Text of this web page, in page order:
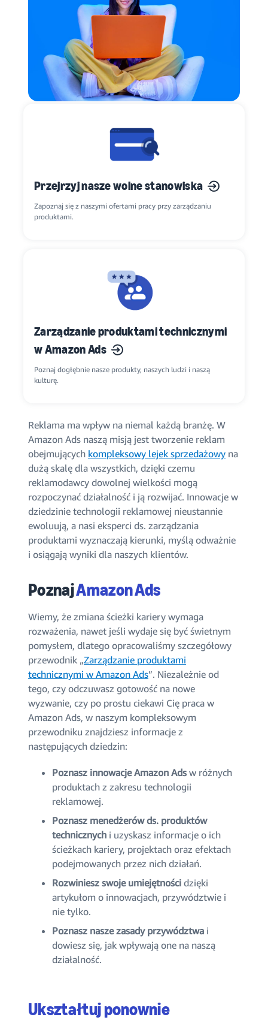
Przejrzyj nasze wolne stanowiska
Zapoznaj się z naszymi ofertami pracy przy zarządzaniu
produktami.
Zarządzanie produktami technicznymi
w Amazon Ads
Poznaj dogłębnie nasze produkty, naszych ludzi i naszą
kulturę.
Reklama ma wpływ na niemal każdą branżę. W
Amazon Ads naszą misją jest tworzenie reklam
obejmujących kompleksowy lejek sprzedażowy na
dużą skalę dla wszystkich, dzięki czemu
reklamodawcy dowolnej wielkości mogą
rozpoczynać działalność i ją rozwijać. Innowacje w
dziedzinie technologii reklamowej nieustannie
ewoluują, a nasi eksperci ds. zarządzania
produktami wyznaczają kierunki, myślą odważnie
i osiągają wyniki dla naszych klientów.
PoznajAmazon Ads
Wiemy, że zmiana ścieżki kariery wymaga
rozważenia, nawet jeśli wydaje się być świetnym
pomysłem, dlatego opracowaliśmy szczegółowy
przewodnik „Zarządzanie produktami
technicznymi w Amazon Ads”. Niezależnie od
tego, czy odczuwasz gotowość na nowe
wyzwanie, czy po prostu ciekawi Cię praca w
Amazon Ads, w naszym kompleksowym
przewodniku znajdziesz informacje z
następujących dziedzin:
Poznasz innowacje Amazon Ads w różnych
produktach z zakresu technologii
reklamowej.
Poznasz menedżerów ds. produktów
technicznych i uzyskasz informacje o ich
ścieżkach kariery, projektach oraz efektach
podejmowanych przez nich działań.
Rozwiniesz swoje umiejętności dzięki
artykułom o innowacjach, przywództwie i
nie tylko.
Poznasz nasze zasady przywództwa i
dowiesz się, jak wpływają one na naszą
działalność.
Ukształtuj ponownie